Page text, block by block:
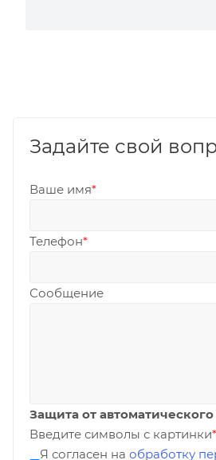
Задайте свой
Ваше имя*
Телефон*
Сообщение
Защита от
Введите символы с картинки*
Я согласен на обработку